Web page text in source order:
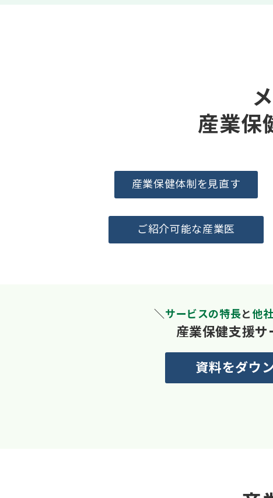
産業保
産業保健体制を見直す
ご紹介可能な産業医
＼サービスの特長と他
産業保健支援
資料をダウ